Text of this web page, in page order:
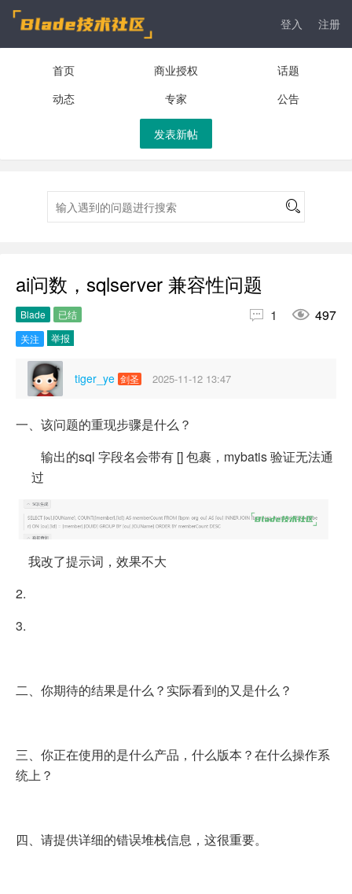
登入 注册
首页 商业授权
话题
动态
专家 公告
发表新帖
ai问数，sqlserver 兼容性问题
Blade
已结
关注
举报
 1  497
tiger_ye 剑圣 2025-11-12 13:47
一、该问题的重现步骤是什么？
输出的sql 字段名会带有 [] 包裹，mybatis 验证无法通
过
我改了提示词，效果不大
2.
3.
二、你期待的结果是什么？实际看到的又是什么？
三、你正在使用的是什么产品，什么版本？在什么操作系
统上？
四、请提供详细的错误堆栈信息，这很重要。